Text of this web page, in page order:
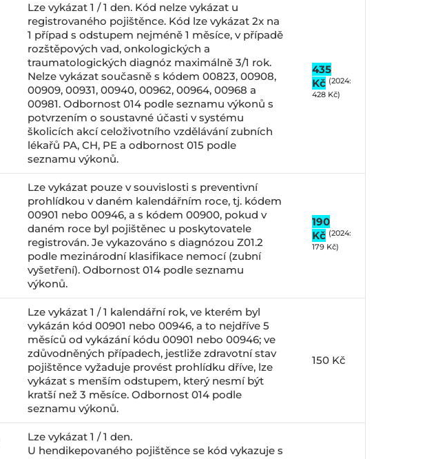
Lze vykázat 1 / 1 den. Kód nelze vykázat u
registrovaného pojištěnce. Kód lze vykázat 2x na
1 případ s odstupem nejméně 1 měsíce, v případě
rozštěpových vad, onkologických a
traumatologických diagnóz maximálně 3/1 rok.
Nelze vykázat současně s kódem 00823, 00908,
00909, 00931, 00940, 00962, 00964, 00968 a
00981. Odbornost 014 podle seznamu výkonů s
potvrzením o soustavné účasti v systému
školicích akcí celoživotního vzdělávání zubních
lékařů PA, CH, PE a odbornost 015 podle
seznamu výkonů.
435
Kč (2024:
428 Kč)
Lze vykázat pouze v souvislosti s preventivní
prohlídkou v daném kalendářním roce, tj. kódem
00901 nebo 00946, a s kódem 00900, pokud v
daném roce byl pojištěnec u poskytovatele
registrován. Je vykazováno s diagnózou Z01.2
podle mezinárodní klasifikace nemocí (zubní
vyšetření). Odbornost 014 podle seznamu
výkonů.
190
Kč (2024:
179 Kč)
Lze vykázat 1 / 1 kalendářní rok, ve kterém byl
vykázán kód 00901 nebo 00946, a to nejdříve 5
měsíců od vykázání kódu 00901 nebo 00946; ve
zdůvodněných případech, jestliže zdravotní stav
pojištěnce vyžaduje provést prohlídku dříve, lze
vykázat s menším odstupem, který nesmí být
kratší než 3 měsíce. Odbornost 014 podle
seznamu výkonů.
150 Kč
Lze vykázat 1 / 1 den.
U hendikepovaného pojištěnce se kód vykazuje s